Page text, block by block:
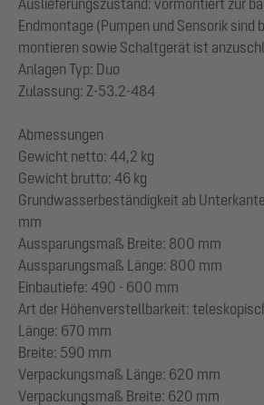
Auslieferungszustand: vormontiert zur
Endmontage (Pumpen und Sensorik sind
montieren sowie Schaltgerät ist
Anlagen Typ: Duo
Zulassung: Z-53.2-484
Abmessungen
Gewicht netto: 44,2 kg
Gewicht brutto: 46 kg
Grundwasserbeständigkeit ab
mm
Aussparungsmaß Breite: 800 mm
Aussparungsmaß Länge: 800 mm
Einbautiefe: 490 - 600 mm
Art der Höhenverstellbarkeit:
Länge: 670 mm
Breite: 590 mm
Verpackungsmaß Länge: 620 mm
Verpackungsmaß Breite: 620 mm